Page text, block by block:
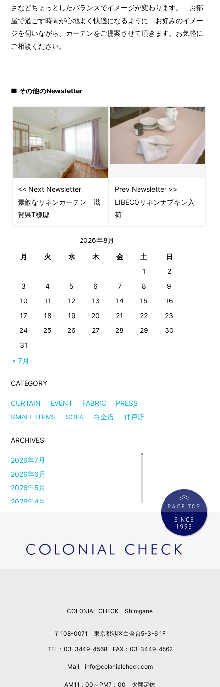
さなどちょっとしたバランスでイメージが変わります。 お部
屋で過ごす時間が心地よく快適になるように お好みのイメー
ジを伺いながら、カーテンをご提案させて頂きます。お気軽に
ご相談ください。
■ その他のNewsletter
<< Next Newsletter
素敵なリネンカーテン 滋
賀県T様邸
Prev Newsletter >>
LIBECOリネンナプキン入
荷
2026年8月
月
火 水 木 金 土 日
« 7月
1
2
3
4 5 6 7 8
9
10
11 12 13 14 15
16
17
18 19 20 21 22
23
24
25 26 27 28 29
30
31
CATEGORY
CURTAIN EVENT FABRIC
PRESS
SMALL ITEMS
SOFA 白金店 神戸店
ARCHIVES
2026年7月
2026年6月
2026年5月
2026年4月
2026年1月
2025年12月
COLONIAL CHECK Shirogane
〒108-0071 東京都港区白金台5-3-6 1F
TEL：03-3449-4568 FAX：03-3449-4562
Mail：info@colonialcheck.com
AM11：00～PM7：00 火曜定休